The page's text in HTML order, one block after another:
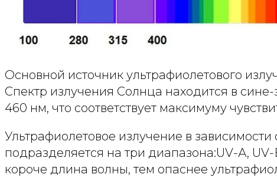
Основной источник ультрафиолетового
Спектр излучения Солнца находится в
460 нм, что соответствует максимуму
Ультрафиолетовое излучение в
подразделяется на три диапазона:UV-А,
короче длина волны, тем опаснее